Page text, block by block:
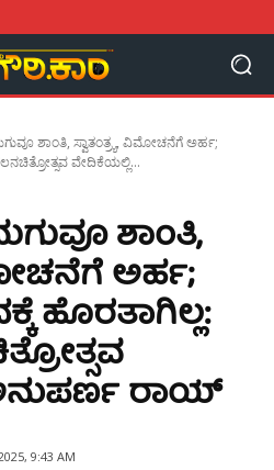
ಶಾಂತಿ, ಸ್ವಾತಂತ್ರ್ಯ, ವಿಮೋಚನೆಗೆ ಅರ್ಹ;
ವೇದಿಕೆಯಲ್ಲಿ...
ಶಾಂತಿ,
ಅರ್ಹ;
ಹೊರತಾಗಿಲ್ಲ:
ರಾಯ್
9:43 AM